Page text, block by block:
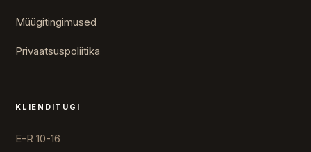
Müügitingimused
Privaatsuspoliitika
KLIENDITUGI
E-R 10-16